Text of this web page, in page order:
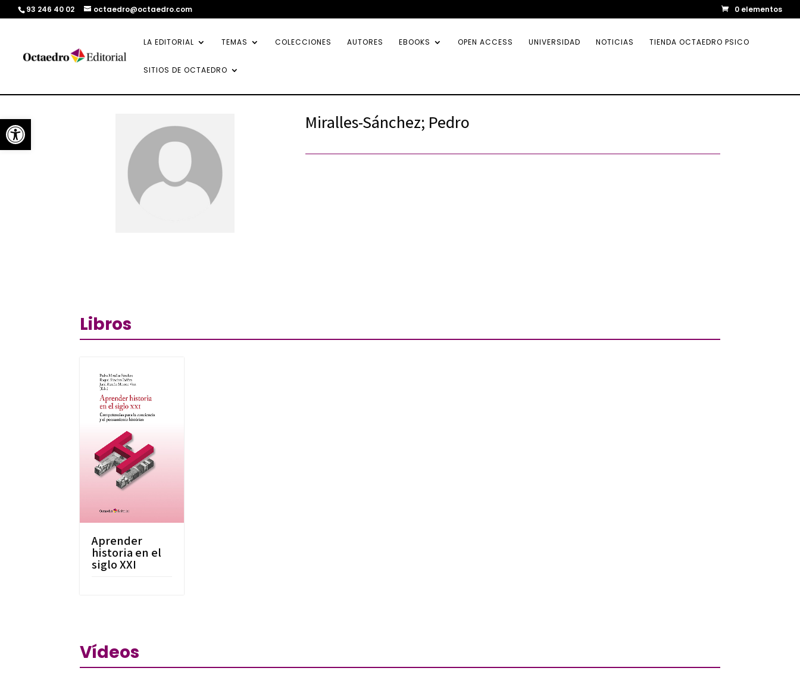
Abrir barra de herramientas
93 246 40 02 octaedro@octaedro.com 0 elementos
LA EDITORIAL TEMAS COLECCIONES AUTORES EBOOKS OPEN ACCESS UNIVERSIDAD NOTICIAS TIENDA OCTAEDRO PSICO
SITIOS DE OCTAEDRO
Miralles-Sánchez; Pedro
Libros
Aprender
historia en el
siglo XXI
Vídeos